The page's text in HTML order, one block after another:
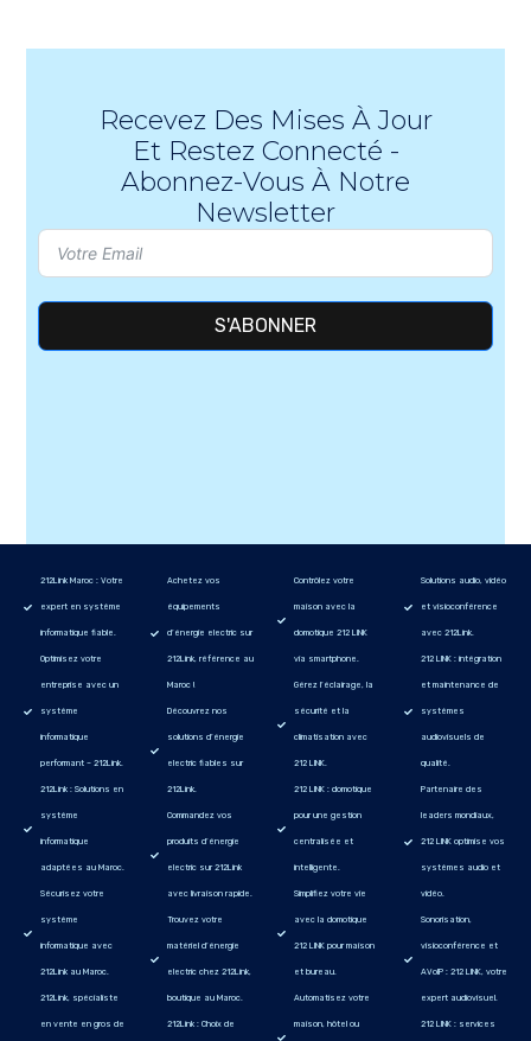
Recevez Des Mises À Jour
Et Restez Connecté -
Abonnez-Vous À Notre
Newsletter
S'ABONNER
212Link Maroc : Votre
expert en système
informatique fiable.
Optimisez votre
entreprise avec un
système
informatique
performant – 212Link.
212Link : Solutions en
système
informatique
adaptées au Maroc.
Sécurisez votre
système
informatique avec
212Link au Maroc.
212Link, spécialiste
en vente en gros de
Achetez vos
équipements
d’énergie electric sur
212Link, référence au
Maroc !
Découvrez nos
solutions d’énergie
electric fiables sur
212Link.
Commandez vos
produits d’énergie
electric sur 212Link
avec livraison rapide.
Trouvez votre
matériel d’énergie
electric chez 212Link,
boutique au Maroc.
212Link : Choix de
Contrôlez votre
maison avec la
domotique 212 LINK
via smartphone.
Gérez l’éclairage, la
sécurité et la
climatisation avec
212 LINK.
212 LINK : domotique
pour une gestion
centralisée et
intelligente.
Simplifiez votre vie
avec la domotique
212 LINK pour maison
et bureau.
Automatisez votre
maison, hôtel ou
Solutions audio, vidéo
et visioconférence
avec 212Link.
212 LINK : intégration
et maintenance de
systèmes
audiovisuels de
qualité.
Partenaire des
leaders mondiaux,
212 LINK optimise vos
systèmes audio et
vidéo.
Sonorisation,
visioconférence et
AVoIP : 212 LINK, votre
expert audiovisuel.
212 LINK : services